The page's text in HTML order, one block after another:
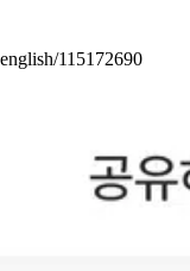
115172690